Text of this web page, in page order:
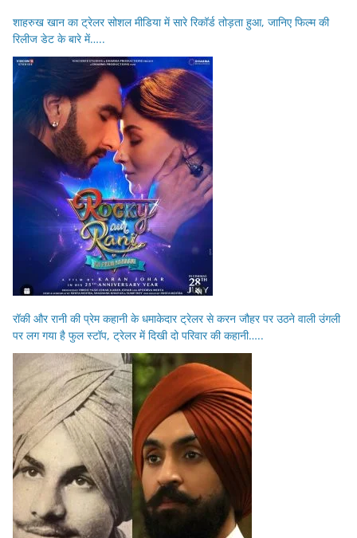
शाहरुख खान का ट्रेलर सोशल मीडिया में सारे रिकॉर्ड तोड़ता हुआ, जानिए फिल्म की
रिलीज डेट के बारे में…..
रॉकी और रानी की प्रेम कहानी के धमाकेदार ट्रेलर से करन जौहर पर उठने वाली उंगली
पर लग गया है फुल स्टॉप, ट्रेलर में दिखी दो परिवार की कहानी…..